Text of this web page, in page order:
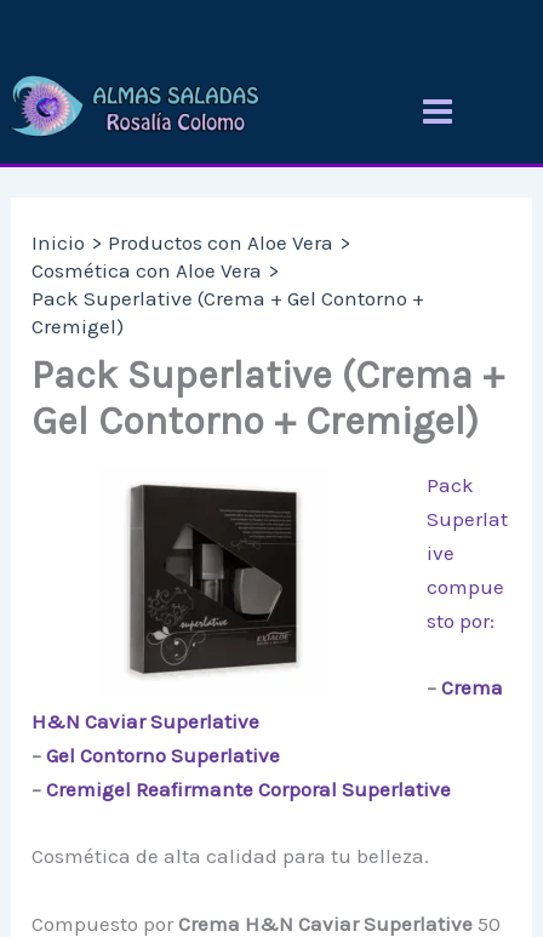
contenido
Inicio
Productos con Aloe Vera
Cosmética con Aloe Vera
Pack Superlative (Crema + Gel Contorno +
Cremigel)
Pack Superlative (Crema +
Gel Contorno + Cremigel)
Pack
Superlat
ive
compue
sto por:
– Crema
H&N Caviar Superlative
–Gel Contorno Superlative
–Cremigel Reafirmante Corporal Superlative
Cosmética de alta calidad para tu belleza.
Compuesto porCrema H&N Caviar Superlative 50